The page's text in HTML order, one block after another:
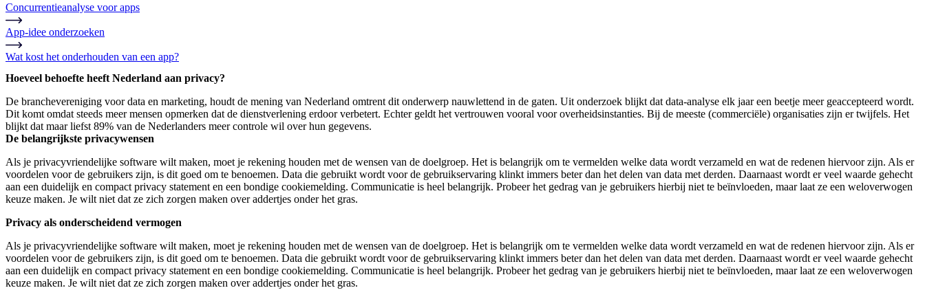
Concurrentieanalyse voor apps
App-idee onderzoeken
Wat kost het onderhouden van een app?
Hoeveel behoefte heeft Nederland aan privacy?
De branchevereniging voor data en marketing, houdt de mening van Nederland omtrent dit onderwerp nauwlettend in de gaten. Uit onderzoek blijkt dat data-analyse elk jaar een beetje meer geaccepteerd wordt.
Dit komt omdat steeds meer mensen opmerken dat de dienstverlening erdoor verbetert. Echter geldt het vertrouwen vooral voor overheidsinstanties. Bij de meeste (commerciële) organisaties zijn er twijfels. Het
blijkt dat maar liefst 89% van de Nederlanders meer controle wil over hun gegevens.
De belangrijkste privacywensen
Als je privacyvriendelijke software wilt maken, moet je rekening houden met de wensen van de doelgroep. Het is belangrijk om te vermelden welke data wordt verzameld en wat de redenen hiervoor zijn. Als er
voordelen voor de gebruikers zijn, is dit goed om te benoemen. Data die gebruikt wordt voor de gebruikservaring klinkt immers beter dan het delen van data met derden. Daarnaast wordt er veel waarde gehecht
aan een duidelijk en compact privacy statement en een bondige cookiemelding. Communicatie is heel belangrijk. Probeer het gedrag van je gebruikers hierbij niet te beïnvloeden, maar laat ze een weloverwogen
keuze maken. Je wilt niet dat ze zich zorgen maken over addertjes onder het gras.
Privacy als onderscheidend vermogen
Als je privacyvriendelijke software wilt maken, moet je rekening houden met de wensen van de doelgroep. Het is belangrijk om te vermelden welke data wordt verzameld en wat de redenen hiervoor zijn. Als er
voordelen voor de gebruikers zijn, is dit goed om te benoemen. Data die gebruikt wordt voor de gebruikservaring klinkt immers beter dan het delen van data met derden. Daarnaast wordt er veel waarde gehecht
aan een duidelijk en compact privacy statement en een bondige cookiemelding. Communicatie is heel belangrijk. Probeer het gedrag van je gebruikers hierbij niet te beïnvloeden, maar laat ze een weloverwogen
keuze maken. Je wilt niet dat ze zich zorgen maken over addertjes onder het gras.